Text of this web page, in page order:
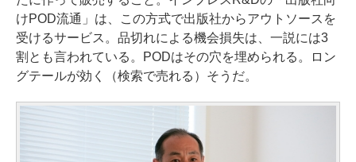
けPOD流通」は、この方式で出版社からアウトソースを
受けるサービス。品切れによる機会損失は、一説には3
割とも言われている。PODはその穴を埋められる。ロン
グテールが効く（検索で売れる）そうだ。